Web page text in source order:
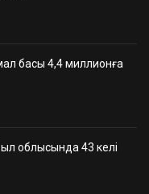
басы 4,4 миллионға
облысында 43 келі